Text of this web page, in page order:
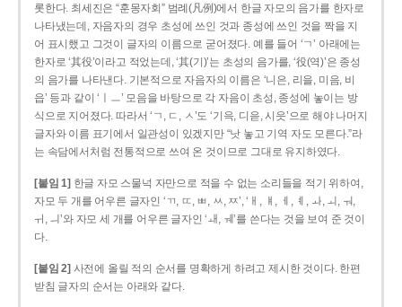
롯한다. 최세진은 “훈몽자회” 범례(凡例)에서 한글 자모의 음가를 한자로
나타냈는데, 자음자의 경우 초성에 쓰인 것과 종성에 쓰인 것을 짝을 지
어 표시했고 그것이 글자의 이름으로 굳어졌다. 예를 들어 ‘ㄱ’ 아래에는
한자로 ‘其役’이라고 적었는데, ‘其(기)’는 초성의 음가를, ‘役(역)’은 종성
의 음가를 나타낸다. 기본적으로 자음자의 이름은 ‘니은, 리을, 미음, 비
읍’ 등과 같이 ‘ㅣㅡ’ 모음을 바탕으로 각 자음이 초성, 종성에 놓이는 방
식으로 지어졌다. 따라서 ‘ㄱ, ㄷ, ㅅ’도 ‘기윽, 디읃, 시읏’으로 해야 나머지
글자와 이름 표기에서 일관성이 있겠지만 “낫 놓고 기역 자도 모른다.”라
는 속담에서처럼 전통적으로 쓰여 온 것이므로 그대로 유지하였다.
[붙임 1] 한글 자모 스물넉 자만으로 적을 수 없는 소리들을 적기 위하여,
자모 두 개를 어우른 글자인 ‘ㄲ, ㄸ, ㅃ, ㅆ, ㅉ’, ‘ㅐ, ㅒ, ㅔ, ㅖ, ㅘ, ㅚ, ㅝ,
ㅟ, ㅢ’와 자모 세 개를 어우른 글자인 ‘ㅙ, ㅞ’를 쓴다는 것을 보여 준 것이
다.
[붙임 2] 사전에 올릴 적의 순서를 명확하게 하려고 제시한 것이다. 한편
받침 글자의 순서는 아래와 같다.